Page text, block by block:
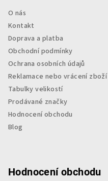
O nás
Kontakt
Doprava a platba
Obchodní podmínky
Ochrana osobních údajů
Reklamace nebo vrácení zboží
Tabulky velikostí
Prodávané značky
Hodnocení obchodu
Blog
Hodnocení obchodu